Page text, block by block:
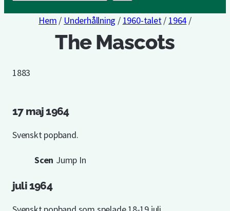
Hem / Underhållning / 1960-talet/ 1964 /
The Mascots
1883
17 maj 1964
Svenskt popband.
Scen Jump In
juli 1964